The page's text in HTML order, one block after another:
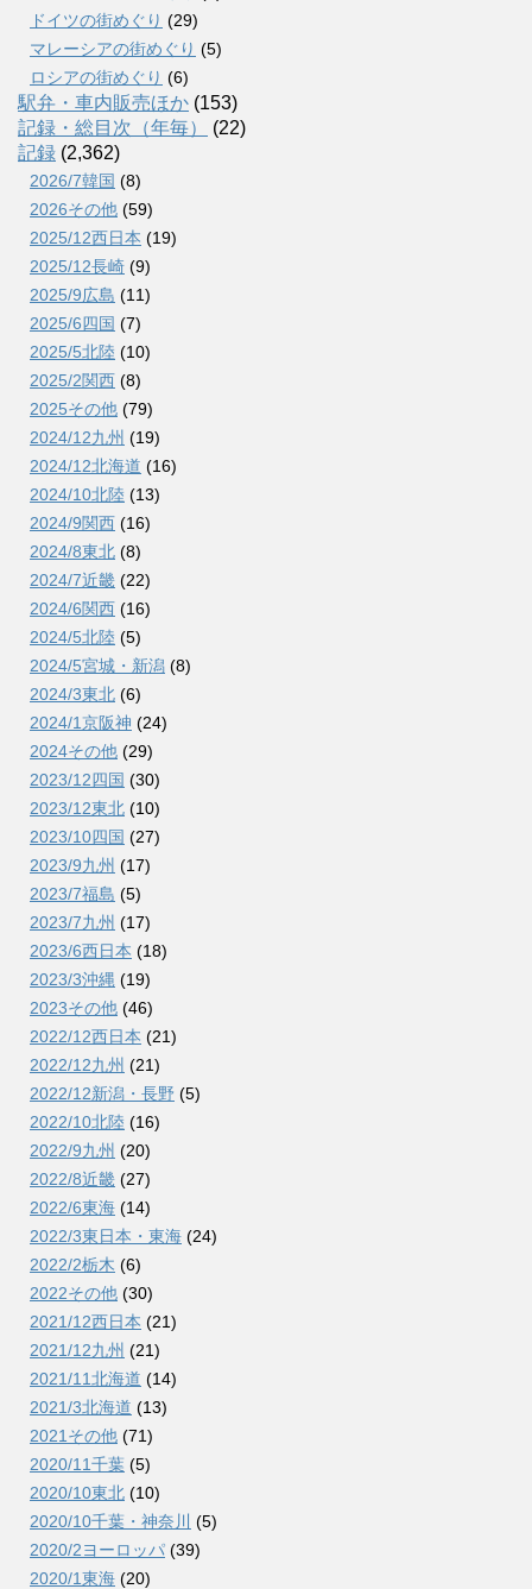
ドイツの街めぐり (29)
マレーシアの街めぐり (5)
ロシアの街めぐり (6)
駅弁・車内販売ほか (153)
記録・総目次（年毎）
(22)
記録 (2,362)
2026/7韓国 (8)
2026その他 (59)
2025/12西日本 (19)
2025/12長崎 (9)
2025/9広島 (11)
2025/6四国 (7)
2025/5北陸 (10)
2025/2関西 (8)
2025その他 (79)
2024/12九州 (19)
2024/12北海道 (16)
2024/10北陸 (13)
2024/9関西 (16)
2024/8東北 (8)
2024/7近畿 (22)
2024/6関西 (16)
2024/5北陸 (5)
2024/5宮城・新潟 (8)
2024/3東北 (6)
2024/1京阪神 (24)
2024その他 (29)
2023/12四国 (30)
2023/12東北 (10)
2023/10四国 (27)
2023/9九州 (17)
2023/7福島 (5)
2023/7九州 (17)
2023/6西日本 (18)
2023/3沖縄 (19)
2023その他 (46)
2022/12西日本 (21)
2022/12九州 (21)
2022/12新潟・長野 (5)
2022/10北陸 (16)
2022/9九州 (20)
2022/8近畿 (27)
2022/6東海 (14)
2022/3東日本・東海 (24)
2022/2栃木 (6)
2022その他 (30)
2021/12西日本 (21)
2021/12九州 (21)
2021/11北海道 (14)
2021/3北海道 (13)
2021その他 (71)
2020/11千葉 (5)
2020/10東北 (10)
2020/10千葉・神奈川
(5)
2020/2ヨーロッパ (39)
2020/1東海 (20)